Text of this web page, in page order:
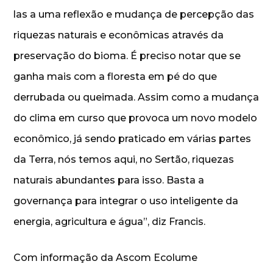
las a uma reflexão e mudança de percepção das
riquezas naturais e econômicas através da
preservação do bioma. É preciso notar que se
ganha mais com a floresta em pé do que
derrubada ou queimada. Assim como a mudança
do clima em curso que provoca um novo modelo
econômico, já sendo praticado em várias partes
da Terra, nós temos aqui, no Sertão, riquezas
naturais abundantes para isso. Basta a
governança para integrar o uso inteligente da
energia, agricultura e água”, diz Francis.
Com informação da Ascom Ecolume